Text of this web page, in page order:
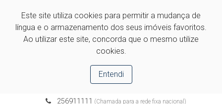
Este site utiliza cookies para permitir a mudança de
língua e o armazenamento dos seus imóveis favoritos.
Ao utilizar este site, concorda que o mesmo utilize
cookies.
Entendi
256911111 (Chamada para a rede fixa nacional)